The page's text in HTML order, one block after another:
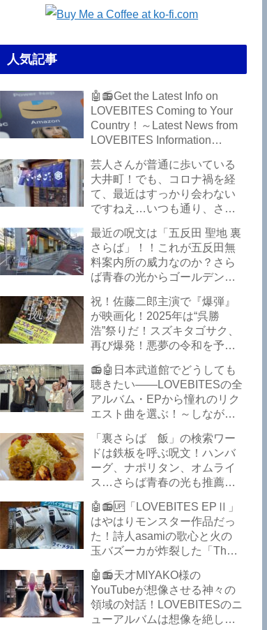
人気記事
🤖📻Get the Latest Info on
LOVEBITES Coming to Your
Country！～Latest News from
LOVEBITES Information
芸人さんが普通に歩いている
大井町！でも、コロナ禍を経
て、最近はすっかり会わない
ですねえ…いつも通り、さぼ
から飲んできました。私以外
にもLOVEBITESファンが数名
いるようですよ笑
最近の呪文は「五反田 聖地 裏
さらば」！！これが五反田無
料案内所の威力なのか？さら
ば青春の光からゴールデンウ
いた！激安の肉の刺し盛りが
美味い！酒もぶっちぎりで安
い！本格焼鳥 五反田「富士
屋」がオープンから３カ月で
ごった返しているぞ！【さら
ば青春の光 五反田 グルメ】
祝！佐藤二郎主演で『爆弾』
が映画化！2025年は“呉勝
浩”祭りだ！スズキタゴサク、
再び爆発！悪夢の令和を予言
２』が不気味な存在感で他を
圧倒した！異形の家族小説
『Q』も文句なしだぞ！～
2025年版「このミステリーが
すごい！」
📻🤖日本武道館でどうしても
聴きたい――LOVEBITESの全
アルバム・EPから憧れのリク
エスト曲を選ぶ！～しながわ
武道館】【ラブバイツ 武道
館】【LOVEBITES 武道館 セ
トリ】【LOVEBITES リクエ
スト曲】【LOVEBITES
Inspire】【LOVEBITES Under
The Red Sky】【LOVEBITES
Epilogue】【LOVEBITES
Today Is The Day】
【LOVEBITES Dystopia
Symphony】【LOVEBITES
My Orion】【LOVEBITES
Lost In The Garden】
【LOVEBITES The Bell In
「裏さらば 飯」の検索ワー
ドは鉄板を呼ぶ呪文！ハンバ
ーグ、ナポリタン、オムライ
ス…さらば青春の光も推薦！
定のお子様ランチを食ってき
たよ！【さらば青春の光 五反
田 グルメ】
🤖📻🆙「LOVEBITES EPⅡ」
はやはりモンスター作品だっ
た！詩人asamiの歌心と火の
玉バズーカが炸裂した「The
のだぞ！～しながわロックラ
ジオ【追記あり】
🤖📻天才MIYAKO様の
YouTubeが想像させる神々の
領域の対話！LOVEBITESのニ
ューアルバムは想像を絶して